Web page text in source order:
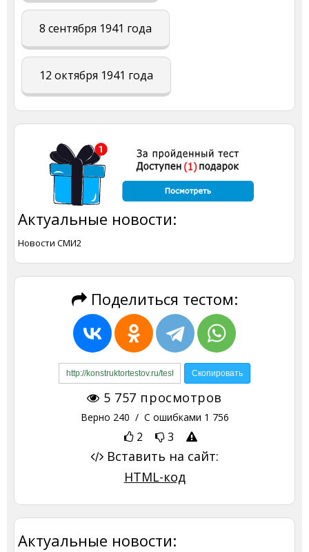
8 сентября 1941 года
12 октября 1941 года
Актуальные новости:
Новости СМИ2
Поделиться тестом:
5 757 просмотров
Верно 240 / С ошибками 1 756
2 3
Вставить на сайт:
HTML-код
Актуальные новости: